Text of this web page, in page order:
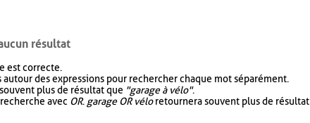
résultat
est correcte.
des expressions pour rechercher chaque mot séparément.
plus de résultat que "garage à vélo".
avec OR. garage OR véloretournera souvent plus de résultat